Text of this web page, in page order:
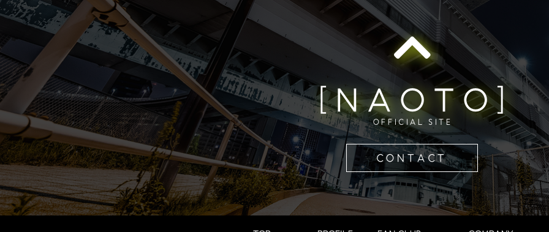
[NAOTO]
OFFICIAL SITE
CONTACT